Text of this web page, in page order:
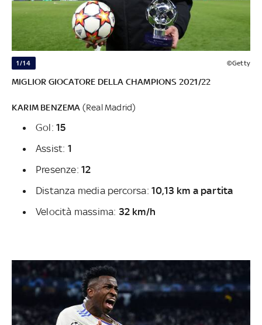
1/14 ©Getty
MIGLIOR GIOCATORE DELLA CHAMPIONS 2021/22
KARIM BENZEMA (Real Madrid)
Gol: 15
Assist: 1
Presenze: 12
Distanza media percorsa: 10,13 km a partita
Velocità massima: 32 km/h